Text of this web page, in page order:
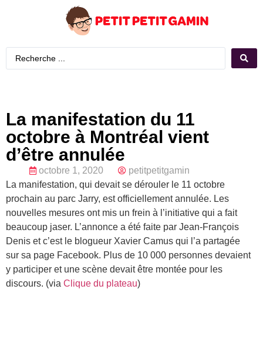
La manifestation du 11
octobre à Montréal vient
d’être annulée
octobre 1, 2020
petitpetitgamin
La manifestation, qui devait se dérouler le 11 octobre
prochain au parc Jarry, est officiellement annulée. Les
nouvelles mesures ont mis un frein à l’initiative qui a fait
beaucoup jaser. L’annonce a été faite par Jean-François
Denis et c’est le blogueur Xavier Camus qui l’a partagée
sur sa page Facebook. Plus de 10 000 personnes devaient
y participer et une scène devait être montée pour les
discours. (via Clique du plateau)